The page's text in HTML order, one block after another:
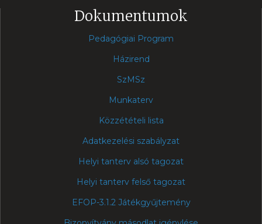
Dokumentumok
Pedagógiai Program
Házirend
SzMSz
Munkaterv
Közzétételi lista
Adatkezelési szabályzat
Helyi tanterv alsó tagozat
Helyi tanterv felső tagozat
EFOP-3.1.2 Játékgyűjtemény